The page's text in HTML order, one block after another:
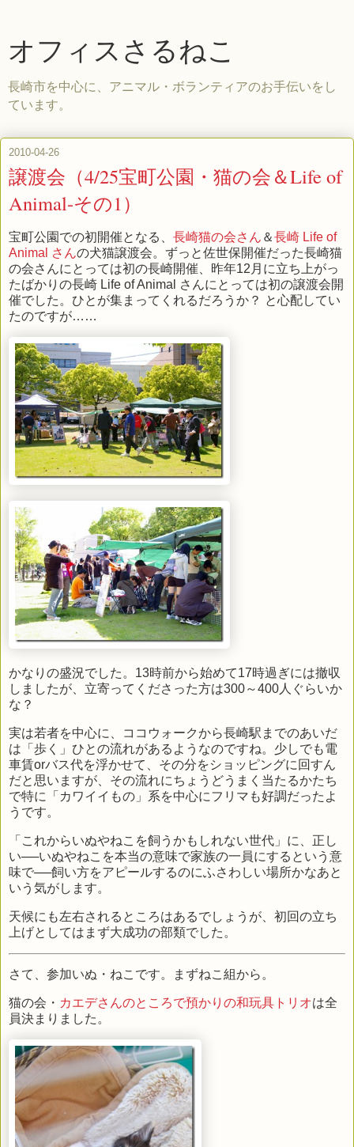
オフィスさるねこ
長崎市を中心に、アニマル・ボランティアのお手伝いをし
ています。
2010-04-26
譲渡会（4/25宝町公園・猫の会＆Life of
Animal-その1）
宝町公園での初開催となる、 長崎猫の会さん ＆長崎 Life of
Animal さんの犬猫譲渡会。ずっと佐世保開催だった長崎猫
の会さんにとっては初の長崎開催、昨年12月に立ち上がっ
たばかりの長崎 Life of Animal さんにとっては初の譲渡会開
催でした。ひとが集まってくれるだろうか？ と心配してい
たのですが……
かなりの盛況でした。13時前から始めて17時過ぎには撤収
しましたが、立寄ってくださった方は300～400人ぐらいか
な？
実は若者を中心に、ココウォークから長崎駅までのあいだ
は「歩く」ひとの流れがあるようなのですね。少しでも電
車賃orバス代を浮かせて、その分をショッピングに回すん
だと思いますが、その流れにちょうどうまく当たるかたち
で特に「カワイイもの」系を中心にフリマも好調だったよ
うです。
「これからいぬやねこを飼うかもしれない世代」に、正し
い──いぬやねこを本当の意味で家族の一員にするという意
味で──飼い方をアピールするのにふさわしい場所かなあと
いう気がします。
天候にも左右されるところはあるでしょうが、初回の立ち
上げとしてはまず大成功の部類でした。
さて、参加いぬ・ねこです。まずねこ組から。
猫の会・ カエデさんのところで預かりの和玩具トリオは全
員決まりました。